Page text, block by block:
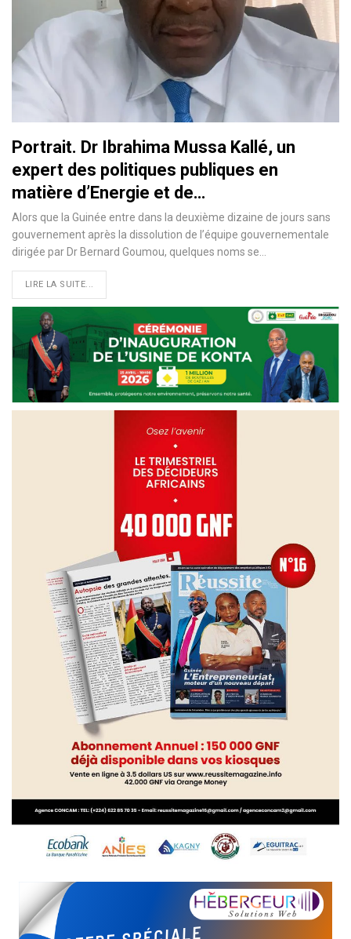
Portrait. Dr Ibrahima Mussa Kallé, un
expert des politiques publiques en
matière d’Energie et de…
Alors que la Guinée entre dans la deuxième dizaine de jours sans
gouvernement après la dissolution de l’équipe gouvernementale
dirigée par Dr Bernard Goumou, quelques noms se…
LIRE LA SUITE...